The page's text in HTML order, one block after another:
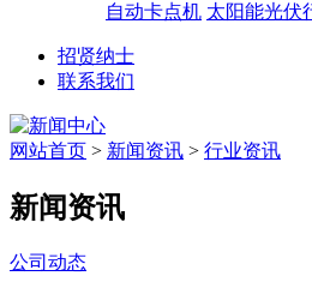
自动卡点机 太阳能光伏
招贤纳士
联系我们
网站首页 > 新闻资讯 > 行业资讯
新闻资讯
公司动态